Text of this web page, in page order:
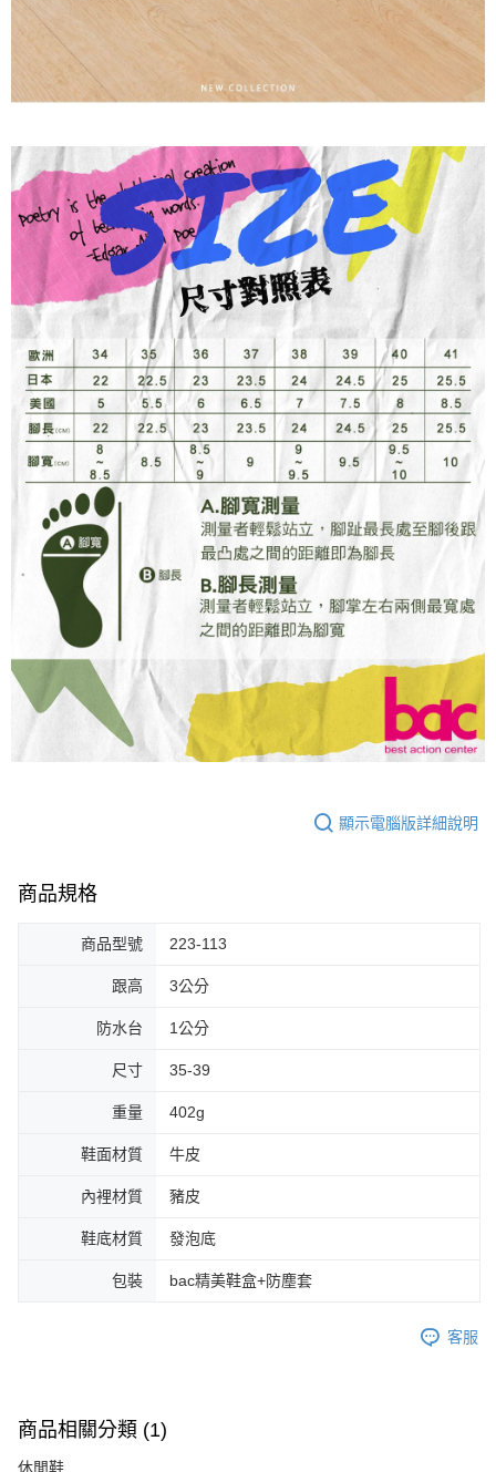
顯示電腦版詳細說明
商品規格
商品型號 223-113
跟高 3公分
防水台 1公分
尺寸 35-39
重量 402g
鞋面材質 牛皮
內裡材質 豬皮
鞋底材質 發泡底
包裝 bac精美鞋盒+防塵套
客服
商品相關分類 (1)
休閒鞋